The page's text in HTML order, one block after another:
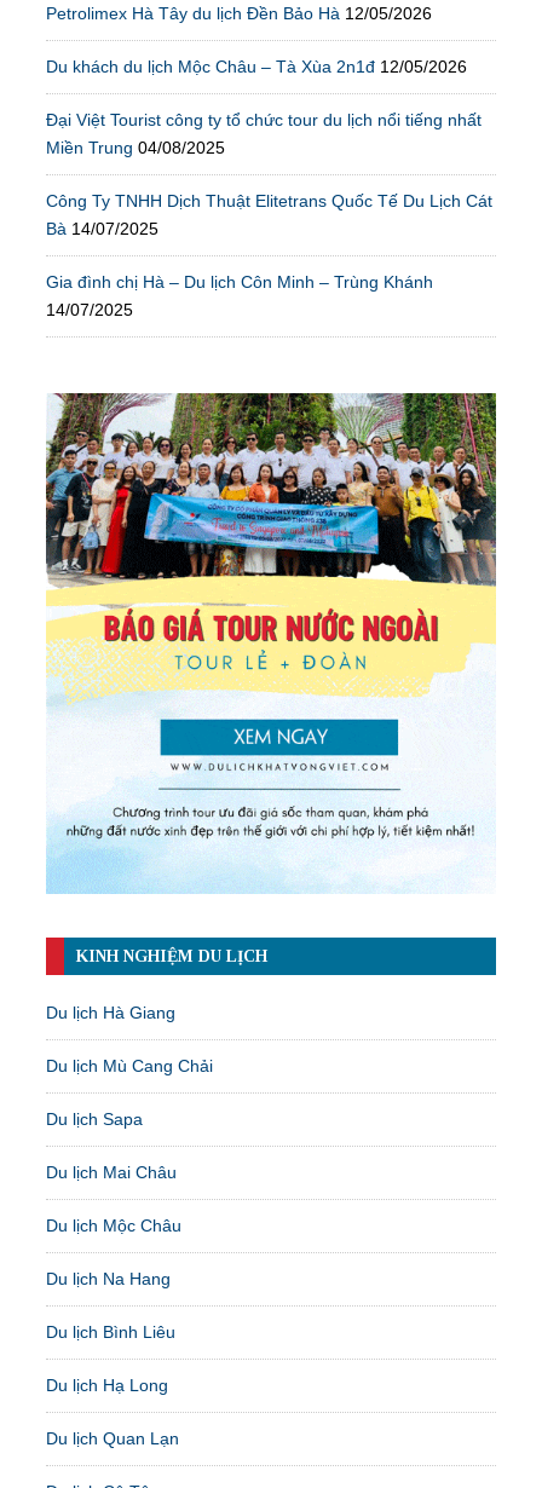
Petrolimex Hà Tây du lịch Đền Bảo Hà 12/05/2026
Du khách du lịch Mộc Châu – Tà Xùa 2n1đ 12/05/2026
Đại Việt Tourist công ty tổ chức tour du lịch nổi tiếng nhất
Miền Trung 04/08/2025
Công Ty TNHH Dịch Thuật Elitetrans Quốc Tế Du Lịch Cát
Bà 14/07/2025
Gia đình chị Hà – Du lịch Côn Minh – Trùng Khánh
14/07/2025
KINH NGHIỆM DU LỊCH
Du lịch Hà Giang
Du lịch Mù Cang Chải
Du lịch Sapa
Du lịch Mai Châu
Du lịch Mộc Châu
Du lịch Na Hang
Du lịch Bình Liêu
Du lịch Hạ Long
Du lịch Quan Lạn